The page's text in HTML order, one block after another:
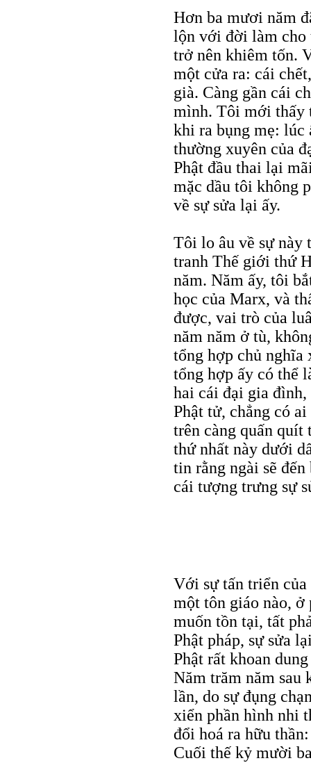
Hơn ba mươi năm
lộn với đời làm cho
trở nên khiêm tốn.
một cửa ra: cái
già. Càng gần cái
mình. Tôi mới thấy
khi ra bụng mẹ: lúc
thường xuyên của
Phật đầu thai lại
mặc dầu tôi không
về sự sửa lại ấy.
Tôi lo âu về sự này
tranh Thế giới thứ
năm. Năm ấy, tôi
học của Marx, và
được, vai trò của
năm năm ở tù,
tổng hợp chủ nghĩa
tổng hợp ấy có thể
hai cái đại gia
Phật tử, chẳng có
trên càng quấn
thứ nhất này dưới
tin rằng ngài sẽ
cái tượng trưng sự
Với sự tấn triển
một tôn giáo nào,
muốn tồn tại, tất
Phật pháp, sự sửa
Phật rất khoan
Năm trăm năm sau
lần, do sự đụng
xiển phần hình nhi
đổi hoá ra hữu
Cuối thế kỷ mười